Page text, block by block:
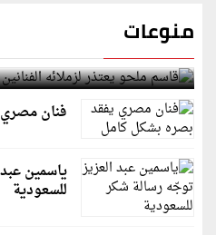
منوعات
قاسم ملحو يعتذر لزملائه
فنان
ياسمين
للسعودية